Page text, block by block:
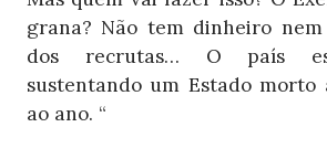
grana? Não tem dinheiro
dos recrutas… O país
sustentando um Estado morto
ao ano. “